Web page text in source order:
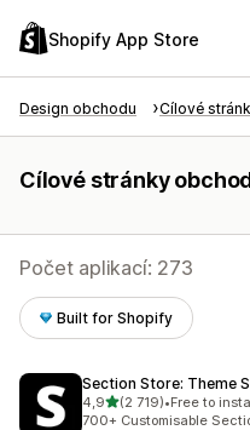
Shopify App Store
Design obchodu Cílové
Cílové stránky
Počet aplikací: 273
Built for Shopify
Section Store: Theme
4,9z 5 hvězd
(2 719)
Celkový počet recenzí:
•Free to
700+ Customisable